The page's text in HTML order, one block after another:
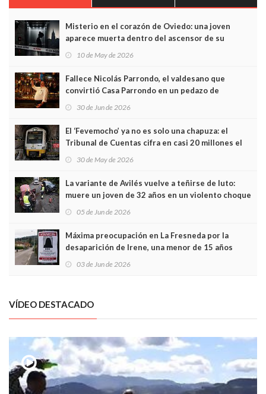
Misterio en el corazón de Oviedo: una joven
aparece muerta dentro del ascensor de su
edificio y las cámaras captan sus últimos minutos
10 de May de 2026
Fallece Nicolás Parrondo, el valdesano que
convirtió Casa Parrondo en un pedazo de
Asturias en Madrid
30 de Jun de 2026
El ‘Fevemocho’ ya no es solo una chapuza: el
Tribunal de Cuentas cifra en casi 20 millones el
sobrecoste de los trenes que no cabían por los
30 de May de 2026
La variante de Avilés vuelve a teñirse de luto:
muere un joven de 32 años en un violento choque
frontal
05 de Jun de 2026
Máxima preocupación en La Fresneda por la
desaparición de Irene, una menor de 15 años
03 de Jun de 2026
VÍDEO DESTACADO